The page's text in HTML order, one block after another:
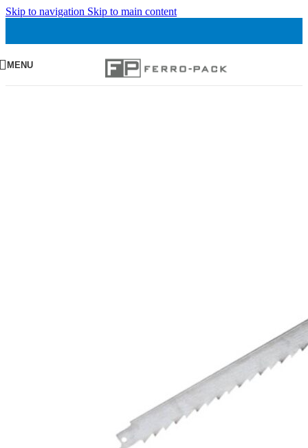
Skip to navigation Skip to main content
MENU